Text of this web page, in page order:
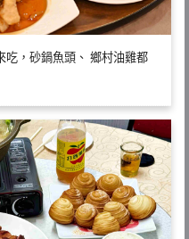
吃，砂鍋魚頭、 鄉村油雞都